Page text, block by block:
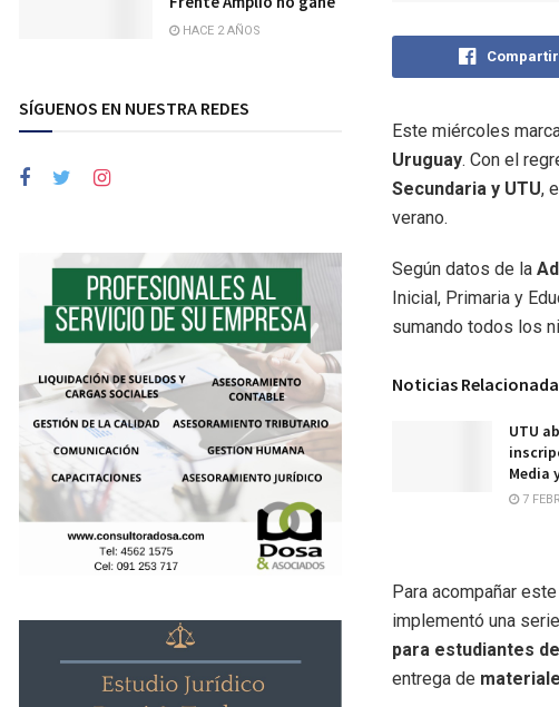
Este miércoles
Uruguay. Con el
Secundaria y UTU,
verano.
Según datos de la
Inicial, Primaria y
sumando todos los
Noticias
UTU
Media
7
Para acompañar
implementó una
para estudiantes
entrega de
HACE 2 AÑOS
SÍGUENOS EN NUESTRA REDES